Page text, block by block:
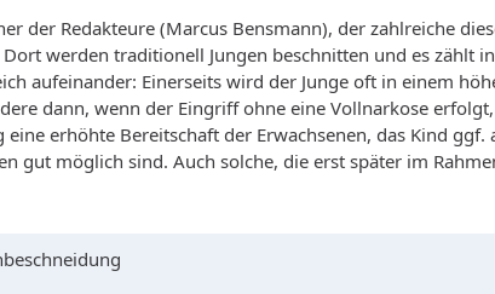
der Redakteure (Marcus Bensmann), der zahlreiche
werden traditionell Jungen beschnitten und es zählt
aufeinander: Einerseits wird der Junge oft in einem
dann, wenn der Eingriff ohne eine Vollnarkose
erhöhte Bereitschaft der Erwachsenen, das Kind
gut möglich sind. Auch solche, die erst später im